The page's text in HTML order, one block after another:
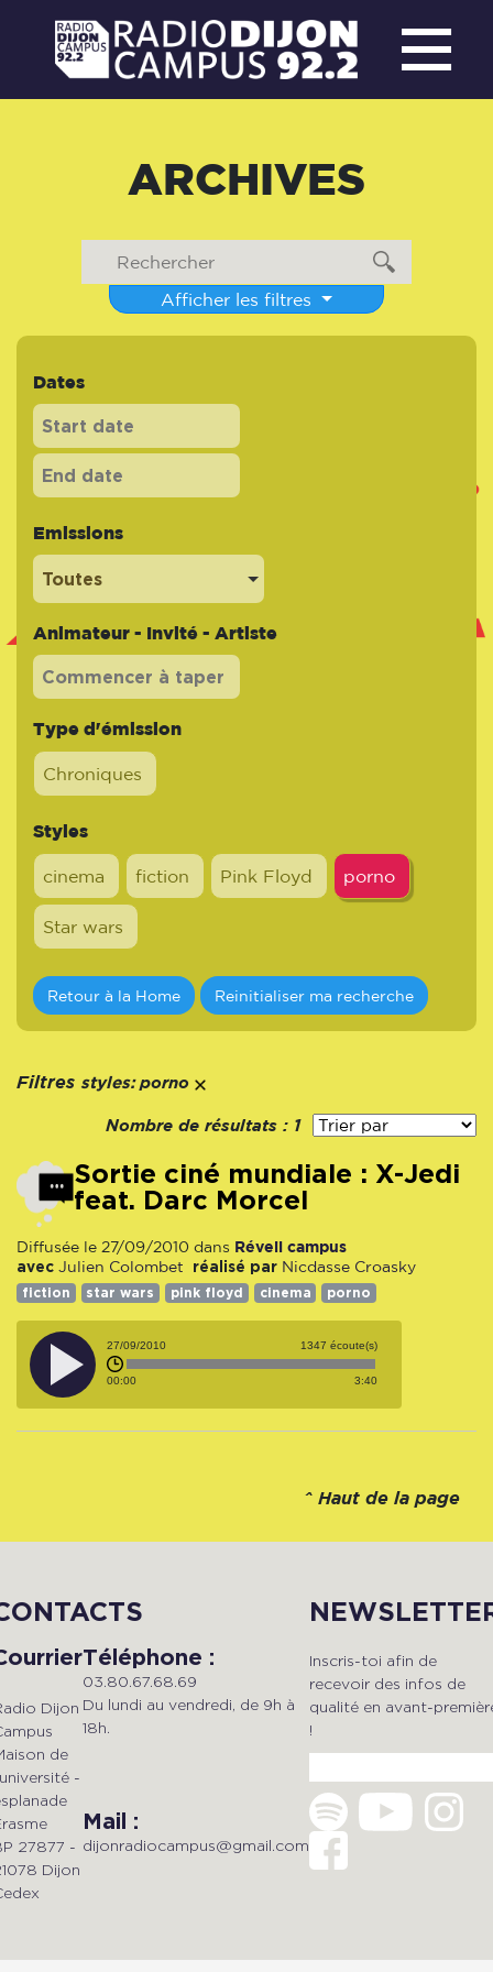
ARCHIVES
Afficher les filtres
Dates
Emissions
Toutes
Animateur - Invité - Artiste
Type d'émission
Chroniques
Styles
cinema fiction Pink Floyd porno
Star wars
Retour à la Home Reinitialiser ma recherche
Filtres styles: porno
Nombre de résultats : 1
Sortie ciné mundiale : X-Jedi
feat. Darc Morcel
Diffusée le 27/09/2010 dans Réveil campus
avec Julien Colombet réalisé par Nicdasse Croasky
fiction star wars pink floyd cinema porno
27/09/2010 1347 écoute(s)
00:00 3:40
^ Haut de la page
Dijon
de
-
27877 -
Dijon
Téléphone :
03.80.67.68.69
Du lundi au vendredi, de 9h à
18h.
Mail :
dijonradiocampus@gmail.com
Inscris-toi afin de
recevoir des infos de
qualité en avant-
!